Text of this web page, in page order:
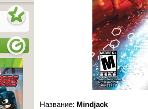
Название: Mindjack